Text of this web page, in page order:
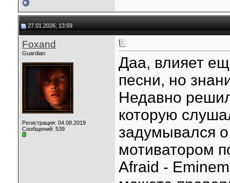
27.01.2026, 13:59
Foxand
Guardian
Регистрация: 04.08.2019
Сообщений: 539
Даа, влияет
песни, но
Недавно
которую
задумывался
мотиватором
Afraid -